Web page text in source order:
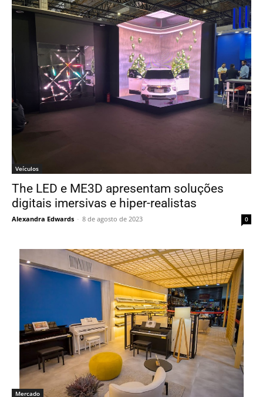
Veículos
The LED e ME3D apresentam soluções
digitais imersivas e hiper-realistas
Alexandra Edwards - 8 de agosto de 2023 0
Mercado